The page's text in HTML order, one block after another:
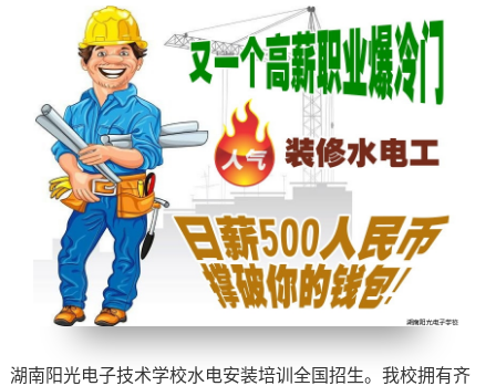
湖南阳光电子技术学校水电安装培训全国招生。我校拥有齐